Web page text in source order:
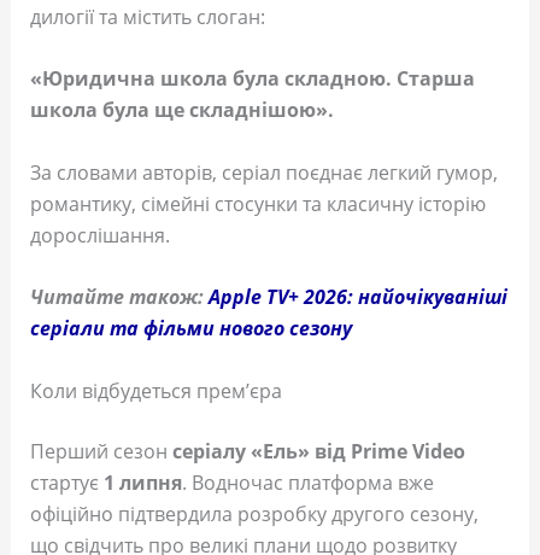
дилогії та містить слоган:
«Юридична школа була складною. Старша
школа була ще складнішою».
За словами авторів, серіал поєднає легкий гумор,
романтику, сімейні стосунки та класичну історію
дорослішання.
Читайте також:Apple TV+ 2026: найочікуваніші
серіали та фільми нового сезону
Коли відбудеться прем’єра
Перший сезон серіалу «Ель» від Prime Video
стартує 1 липня. Водночас платформа вже
офіційно підтвердила розробку другого сезону,
що свідчить про великі плани щодо розвитку